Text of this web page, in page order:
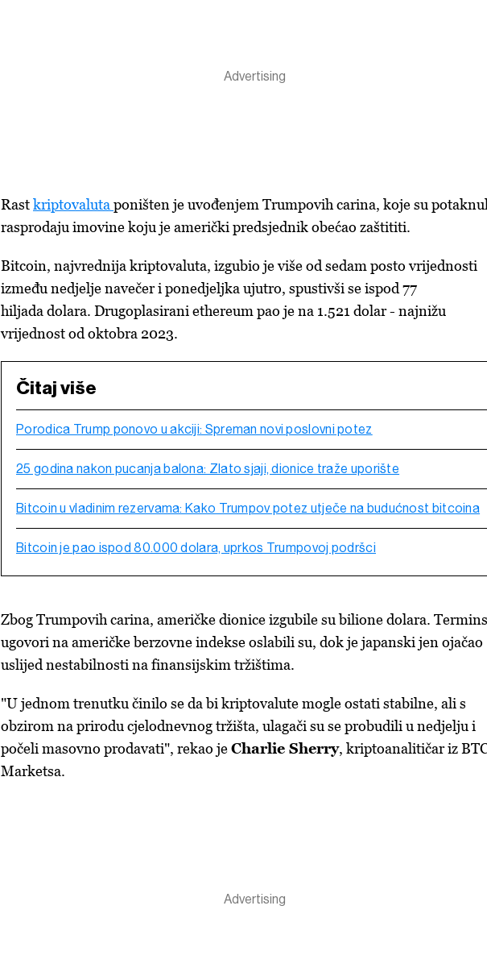
Rastkriptovaluta poništen je uvođenjem Trumpovih carina, koje su
rasprodaju imovine koju je američki predsjednik obećao zaštititi.
Bitcoin, najvrednija kriptovaluta, izgubio je više od sedam posto vrijednosti
između nedjelje navečer i ponedjeljka ujutro, spustivši se ispod 77
hiljada dolara. Drugoplasirani ethereum pao je na 1.521 dolar - najnižu
vrijednost od oktobra 2023.
Čitaj više
Porodica Trump ponovo u akciji: Spreman novi poslovni potez
25 godina nakon pucanja balona: Zlato sjaji, dionice traže uporište
Bitcoin u vladinim rezervama: Kako Trumpov potez utječe na budućnost bitcoina
Bitcoin je pao ispod 80.000 dolara, uprkos Trumpovoj podršci
Zbog Trumpovih carina, američke dionice izgubile su bilione dolara.
ugovori na američke berzovne indekse oslabili su, dok je japanski jen ojačao
uslijed nestabilnosti na finansijskim tržištima.
"U jednom trenutku činilo se da bi kriptovalute mogle ostati stabilne, ali s
obzirom na prirodu cjelodnevnog tržišta, ulagači su se probudili u nedjelju i
počeli masovno prodavati", rekao jeCharlie Sherry, kriptoanalitičar iz
Marketsa.